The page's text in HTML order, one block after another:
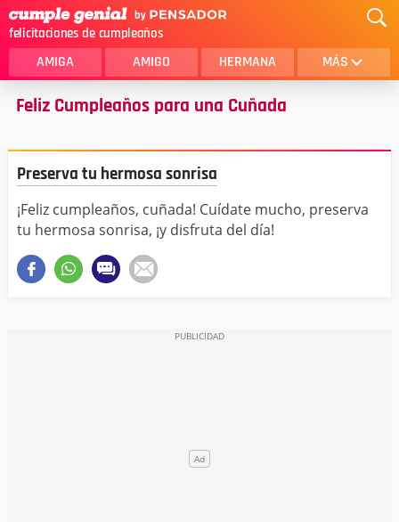
felicitaciones de cumpleaños
AMIGA AMIGO HERMANA MÁS
MAMA
AMOR
SOBRINA
HERMANO
HIJO
PAPA
Feliz Cumpleaños para una Cuñada
Preserva tu hermosa sonrisa
¡Feliz cumpleaños, cuñada! Cuídate mucho, preserva
tu hermosa sonrisa, ¡y disfruta del día!